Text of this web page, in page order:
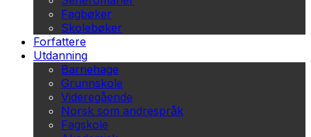
Fagbøker
Skolebøker
Forfattere
Utdanning
Barnehage
Grunnskole
Videregående
Norsk som andrespråk
Fagskole